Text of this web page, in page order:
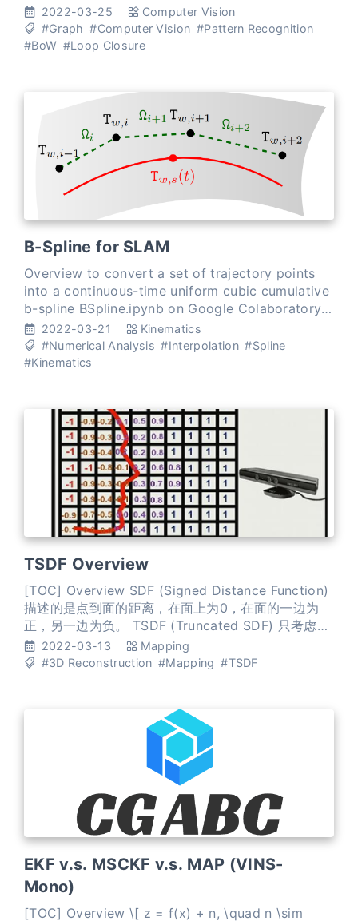
有500个不同的单词，每个词出现的次数各不相同。
词袋就像一个个袋子，每个袋子里装着同样的词。这
构成了一种文本的表示方式。这种表示方式不考虑文
2022-03-25
Computer Vision
#Graph #Computer Vision #Pattern Recognition
#BoW #Loop Closure
B-Spline for SLAM
Overview to convert a set of trajectory points
into a continuous-time uniform cubic cumulative
b-spline BSpline.ipynb on Google Colaboratory
Uniform Cubic B-Splines in \(\mathbb{SE(3)}\)
Continuo
2022-03-21
Kinematics
#Numerical Analysis #Interpolation #Spline
#Kinematics
TSDF Overview
[TOC] Overview SDF (Signed Distance Function)
描述的是点到面的距离，在面上为0，在面的一边为
正，另一边为负。 TSDF (Truncated SDF) 只考虑面
的邻域内的SDF值，邻域的最大值是max truncation
的话，则实际距离会除以max truncation这个值，达
2022-03-13
Mapping
#3D Reconstruction #Mapping #TSDF
EKF v.s. MSCKF v.s. MAP (VINS-
Mono)
[TOC] Overview \[ z = f(x) + n, \quad n \sim